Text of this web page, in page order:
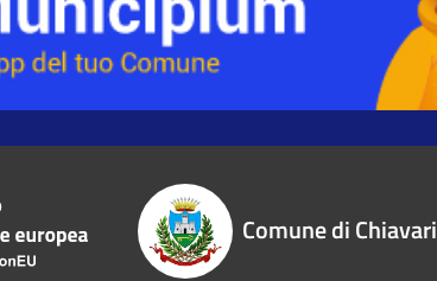
Comune di Chiavari